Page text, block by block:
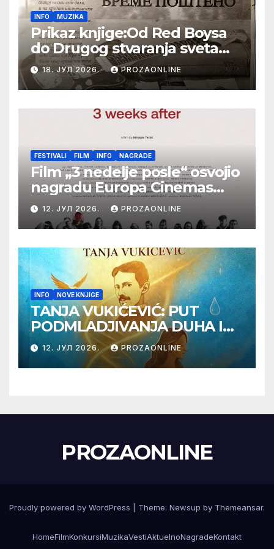
INFO MUZIKA
Prikaz knjige:Od Red Boysa
do Drugog stvaranja sveta
(bilo neko vreme pošteno)
(autor- Zlatomira Sremca,
Botoš 2022. godine,
samizdat)
18. ЈУЛ 2026. PROZAONLINE
FESTIVALI FILM INFO NAGRADE
Film „3 nedelje posle“ osvojio
nagradu Europa Cinemas
Label na Filmskom festivalu
u Karlovim Varima
12. ЈУЛ 2026. PROZAONLINE
INFO NOVE KNJIGE
TANJA VUKIĆEVIĆ: PUT
PODMLADJIVANJA DUHA I
TELA SA TESLOM
12. ЈУЛ 2026. PROZAONLINE
PROZAONLINE
Proudly powered by WordPress Theme: Newsup by Themeansar.
HomeFilmKonkursiMuzikaVestiAktuelnoNagradeKontakt